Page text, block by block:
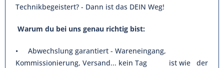
Technikbegeistert? - Dann ist das DEIN Weg!
Warum du bei uns genau richtig bist:
• Abwechslung garantiert - Wareneingang,
Kommissionierung, Versand... kein Tag ist wie der